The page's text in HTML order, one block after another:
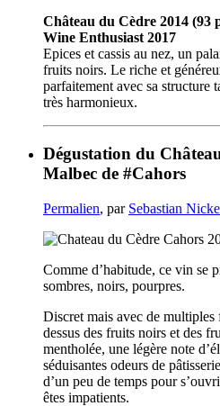
Château du Cèdre 2014 (93
Wine Enthusiast 2017
Epices et cassis au nez, un
fruits noirs. Le riche et
parfaitement avec sa structure
très harmonieux.
Dégustation du
Malbec de #Cahors
Permalien, par Sebastian
Comme d’habitude, ce vin se
sombres, noirs, pourpres.
Discret mais avec de multiples
dessus des fruits noirs et des
mentholée, une légère note
séduisantes odeurs de
d’un peu de temps pour
êtes impatients.